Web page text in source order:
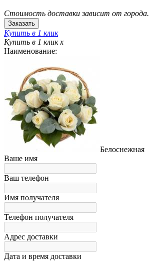
Стоимость доставки зависит от города.
Купить в 1 клик
Купить в 1 клик x
Наименование:
Белоснежная
Ваше имя
Ваш телефон
Имя получателя
Телефон получателя
Адрес доставки
Дата и время доставки